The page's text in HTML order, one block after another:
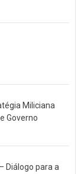
Miliciana
Governo
Diálogo para a